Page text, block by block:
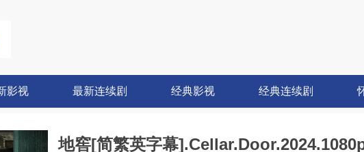
影视 最新连续剧 经典影视 经典连续剧
地窖[简繁英字幕